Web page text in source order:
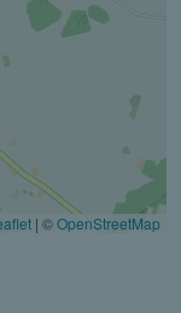
| ©OpenStreetMap